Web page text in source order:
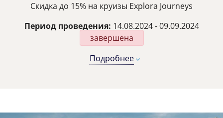
Скидка до 15% на круизы Explora Journeys
Период проведения: 14.08.2024 - 09.09.2024
завершена
Подробнее